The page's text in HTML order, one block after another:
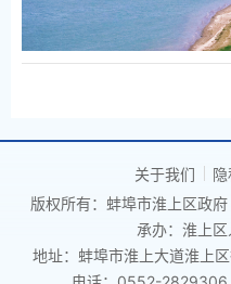
关于我们
版权所有：蚌埠市淮上区政府
承办：淮上
地址：蚌埠市淮上大道淮上